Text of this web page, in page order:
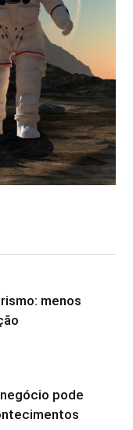
menos
pode